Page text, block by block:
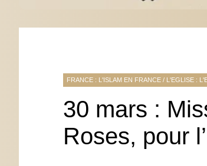
FRANCE : L'ISLAM EN FRANCE / L'EGLISE :
30 mars :
Roses, pour